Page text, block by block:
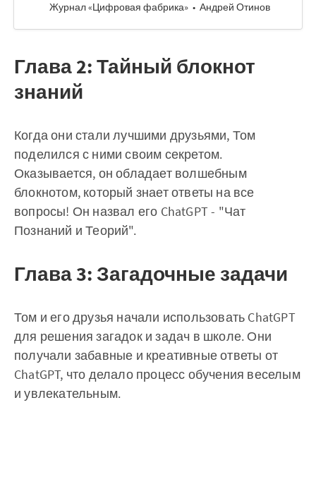
Журнал «Цифровая фабрика»
Андрей Отинов
Глава 2: Тайный блокнот
знаний
Когда они стали лучшими друзьями, Том
поделился с ними своим секретом.
Оказывается, он обладает волшебным
блокнотом, который знает ответы на все
вопросы! Он назвал его ChatGPT - "Чат
Познаний и Теорий".
Глава 3: Загадочные задачи
Том и его друзья начали использовать ChatGPT
для решения загадок и задач в школе. Они
получали забавные и креативные ответы от
ChatGPT, что делало процесс обучения веселым
и увлекательным.